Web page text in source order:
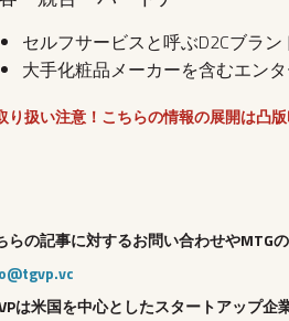
セルフサービスと呼ぶD2Cブラン
大手化粧品メーカーを含むエン
り扱い注意！こちらの情報の展開は凸
らの記事に対するお問い合わせやMTG
は米国を中心としたスタートアップ企